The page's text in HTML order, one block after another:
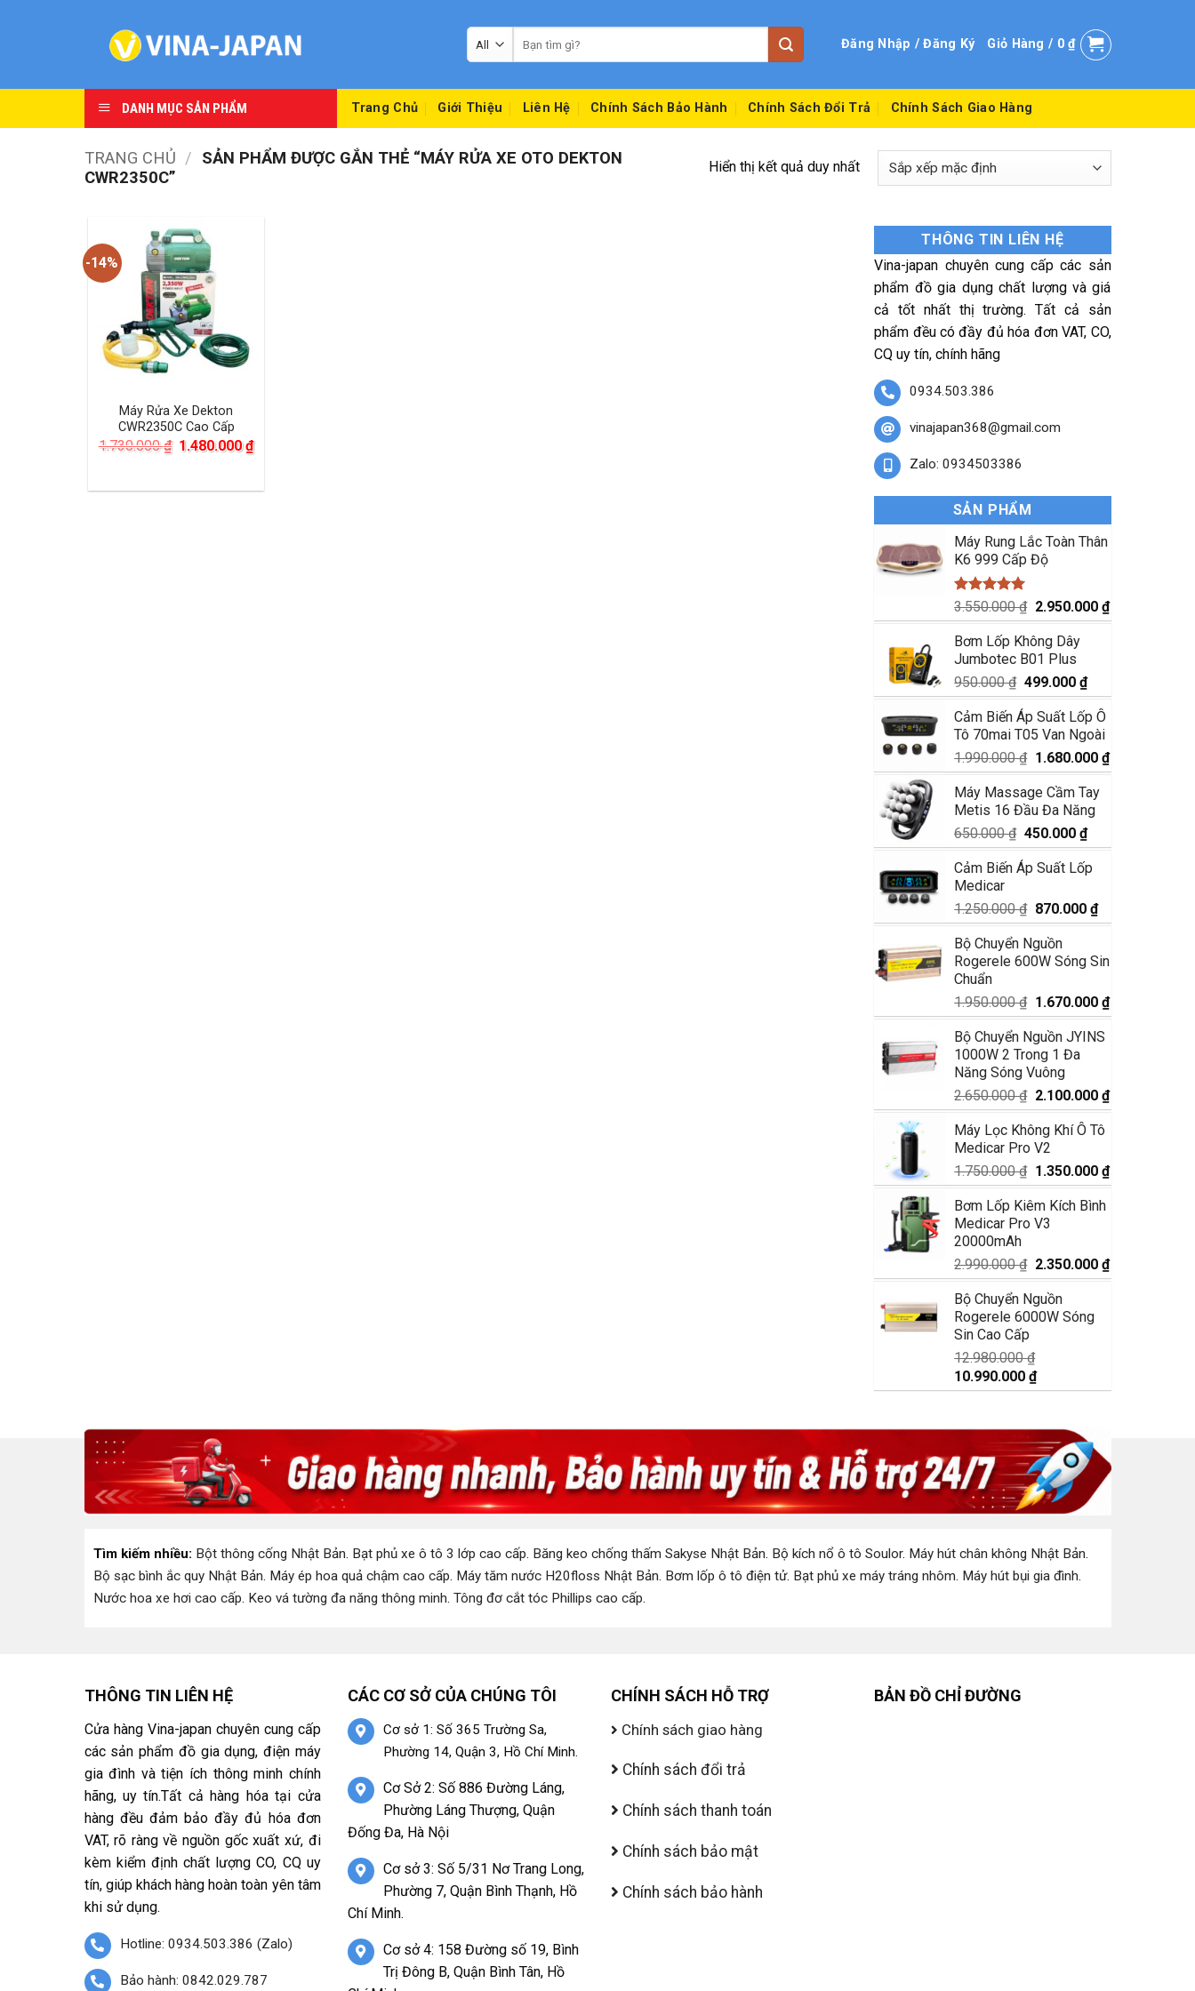
kiếm:
Đăng Nhập / Đăng Ký Giỏ Hàng / 0₫
DANH MỤC SẢN PHẨM Trang Chủ Giới Thiệu Liên Hệ Chính Sách Bảo Hành Chính Sách Đổi Trả Chính Sách Giao Hàng
TRANG CHỦ /
SẢN PHẨM ĐƯỢC GẮN THẺ “MÁY RỬA XE OTO DEKTON
CWR2350C”
Hiển thị kết quả duy nhất
-14%
Máy Rửa Xe Dekton
CWR2350C Cao Cấp
1.730.000₫ Giá
1.730.000 ₫.
1.480.000₫Giá
hiện
là:
THÔNG TIN LIÊN HỆ
Vina-japan chuyên cung cấp các sản
phẩm đồ gia dụng chất lượng và giá
cả tốt nhất thị trường. Tất cả sản
phẩm đều có đầy đủ hóa đơn VAT, CO,
CQ uy tín, chính hãng
0934.503.386
vinajapan368@gmail.com
Zalo: 0934503386
SẢN PHẨM
Máy Rung Lắc Toàn Thân
K6 999 Cấp Độ
Được xếp
hạng5.00
5 sao
3.550.000₫ Giá
gốc
là:
3.550.000 ₫.
2.950.000₫Giá
hiện
Bơm Lốp Không Dây
Jumbotec B01 Plus
950.000₫ Giá
gốc
là:
950.000 ₫.
499.000₫Giá
hiện
tại
là:
499.000 ₫.
Cảm Biến Áp Suất Lốp Ô
Tô 70mai T05 Van Ngoài
1.990.000₫ Giá
gốc
là:
1.990.000 ₫.
1.680.000₫Giá
hiện
Máy Massage Cầm Tay
Metis 16 Đầu Đa Năng
650.000₫ Giá
gốc
là:
450.000₫Giá
hiện
tại
450.000 ₫.
Cảm Biến Áp Suất Lốp
Medicar
1.250.000₫ Giá
gốc
là:
1.250.000 ₫.
870.000₫Giá
hiện
là:
Bộ Chuyển Nguồn
Rogerele 600W Sóng Sin
Chuẩn
1.950.000₫ Giá
gốc
là:
1.950.000 ₫.
1.670.000₫Giá
hiện
Bộ Chuyển Nguồn JYINS
1000W 2 Trong 1 Đa
Năng Sóng Vuông
2.650.000₫ Giá
gốc
là:
2.650.000 ₫.
2.100.000₫Giá
hiện
2.100.000 ₫.
Máy Lọc Không Khí Ô Tô
Medicar Pro V2
1.750.000₫ Giá
gốc
là:
1.750.000 ₫.
1.350.000₫Giá
hiện
Bơm Lốp Kiêm Kích Bình
Medicar Pro V3
20000mAh
2.990.000₫ Giá
gốc
là:
2.990.000 ₫.
2.350.000₫Giá
hiện
Bộ Chuyển Nguồn
Rogerele 6000W Sóng
Sin Cao Cấp
12.980.000₫
Giá
gốc
12.980.000 ₫.
10.990.000₫Giá
hiện
là:
10.990.000 ₫.
Tìm kiếm nhiều: Bột thông cống Nhật Bản. Bạt phủ xe ô tô 3 lớp cao cấp. Băng keo chống thấm Sakyse Nhật Bản. Bộ kích nổ ô tô Soulor. Máy hút chân không Nhật Bản.
Bộ sạc bình ắc quy Nhật Bản. Máy ép hoa quả chậm cao cấp. Máy tăm nước H20floss Nhật Bản. Bơm lốp ô tô điện tử. Bạt phủ xe máy tráng nhôm. Máy hút bụi gia đình.
Nước hoa xe hơi cao cấp. Keo vá tường đa năng thông minh. Tông đơ cắt tóc Phillips cao cấp.
THÔNG TIN LIÊN HỆ
Cửa hàng Vina-japan chuyên cung cấp
các sản phẩm đồ gia dụng, điện máy
gia đình và tiện ích thông minh chính
hãng, uy tín.Tất cả hàng hóa tại cửa
hàng đều đảm bảo đầy đủ hóa đơn
VAT, rõ ràng về nguồn gốc xuất xứ, đi
kèm kiểm định chất lượng CO, CQ uy
tín, giúp khách hàng hoàn toàn yên tâm
khi sử dụng.
Hotline: 0934.503.386 (Zalo)
Bảo hành: 0842.029.787
CÁC CƠ SỞ CỦA CHÚNG TÔI
Cơ sở 1: Số 365 Trường Sa,
Phường 14, Quận 3, Hồ Chí Minh.
Cơ Sở 2: Số 886 Đường Láng,
Phường Láng Thượng, Quận
Đống Đa, Hà Nội
Cơ sở 3: Số 5/31 Nơ Trang Long,
Phường 7, Quận Bình Thạnh, Hồ
Chí Minh.
Cơ sở 4: 158 Đường số 19, Bình
Trị Đông B, Quận Bình Tân, Hồ
CHÍNH SÁCH HỖ TRỢ
Chính sách giao hàng
Chính sách đổi trả
Chính sách thanh toán
Chính sách bảo mật
Chính sách bảo hành
BẢN ĐỒ CHỈ ĐƯỜNG